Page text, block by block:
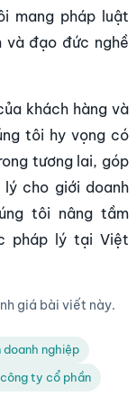
mang pháp luật
và đạo đức nghề
khách hàng và
tôi hy vọng có
tương lai, góp
cho giới doanh
tôi nâng tầm
pháp lý tại Việt
giá bài viết này.
doanh nghiệp
ty cổ phần